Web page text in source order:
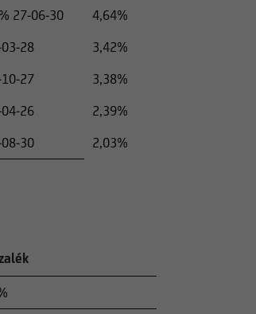
27-06-30
4,64%
03-28
3,42%
10-27
3,38%
04-26
2,39%
08-30
2,03%